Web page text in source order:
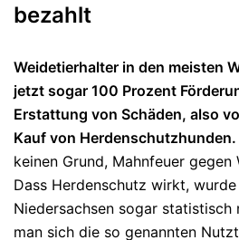
bezahlt
Weidetierhalter in den meisten
jetzt sogar 100 Prozent
Erstattung von Schäden, also
Kauf von Herdenschutzhunden.
keinen Grund, Mahnfeuer
Dass Herdenschutz wirkt,
Niedersachsen sogar statistisch
man sich die so genannten